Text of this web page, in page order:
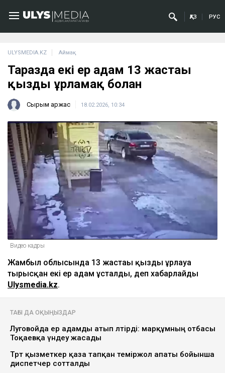
ҚАЗ РУС
ULYSMEDIA.KZ Аймақ
Таразда екі ер адам 13 жастағы
қызды ұрламақ болған
Сырым Қаржас 18.02.2026, 10:34
Видео кадры
Жамбыл облысында 13 жастағы қызды ұрлауға
тырысқан екі ер адам ұсталды, деп хабарлайды
Ulysmedia.kz.
ТАҒЫ ДА ОҚЫҢЫЗДАР
Луговойда ер адамды атып өлтірді: марқұмның отбасы
Тоқаевқа үндеу жасады
Төрт қызметкер қаза тапқан теміржол апаты бойынша
диспетчер сотталды